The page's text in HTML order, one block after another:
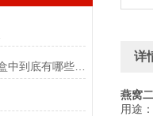
大鼠白介素6elisa试剂盒中到底有哪些试剂
详
燕窝
用途：